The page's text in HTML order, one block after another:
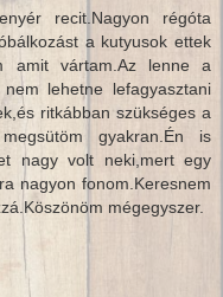
recit.Nagyon régóta
a kutyusok ettek
amit vártam.Az lenne a
lehetne lefagyasztani
ritkábban szükséges a
gyakran.Én is
nagy volt neki,mert egy
nagyon fonom.Keresnem
mégegyszer.